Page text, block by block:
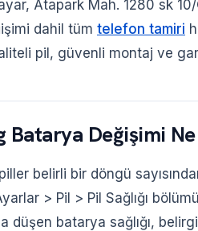
Atapark Mah. 1280 sk
dahil tüm telefon tamiri
pil, güvenli montaj ve
Batarya Değişimi
belirli bir döngü
> Pil > Pil Sağlığı
düşen batarya sağlığı,